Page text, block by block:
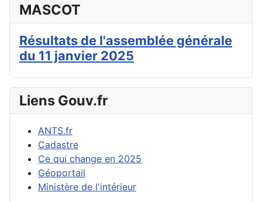
MASCOT
Résultats de l'assemblée générale
du 11 janvier 2025
Liens Gouv.fr
ANTS.fr
Cadastre
Ce qui change en 2025
Géoportail
Ministère de l'intérieur